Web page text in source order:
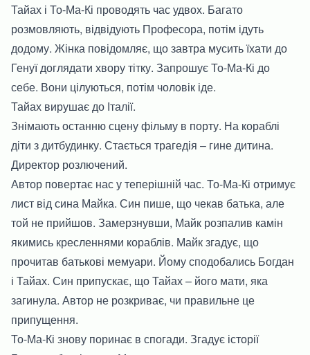
Тайах і То-Ма-Кі проводять час удвох. Багато
розмовляють, відвідують Професора, потім ідуть
додому. Жінка повідомляє, що завтра мусить їхати до
Генуї доглядати хвору тітку. Запрошує То-Ма-Кі до
себе. Вони цілуються, потім чоловік іде.
Тайах вирушає до Італії.
Знімають останню сцену фільму в порту. На кораблі
діти з дитбудинку. Стається трагедія – гине дитина.
Директор розлючений.
Автор повертає нас у теперішній час. То-Ма-Кі отримує
лист від сина Майка. Син пише, що чекав батька, але
той не прийшов. Замерзнувши, Майк розпалив камін
якимись кресленнями кораблів. Майк згадує, що
прочитав батькові мемуари. Йому сподобались Богдан
і Тайах. Син припускає, що Тайах – його мати, яка
загинула. Автор не розкриває, чи правильне це
припущення.
То-Ма-Кі знову поринає в спогади. Згадує історії